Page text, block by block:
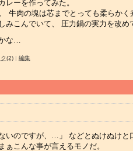
レーを作ってみた。
牛肉の塊は芯までとっても柔らかく
こんでいて、 圧力鍋の実力を改め
な…
(2) | 編集
いのですが、…」 などとぬけぬけと
こんな事が言えるモノだ。